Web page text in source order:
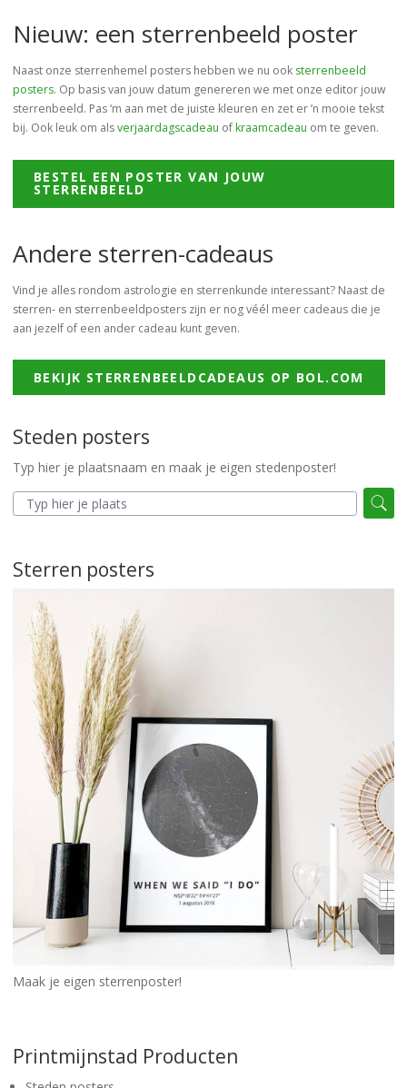
Nieuw: een sterrenbeeld poster
Naast onze sterrenhemel posters hebben we nu ook sterrenbeeld
posters. Op basis van jouw datum genereren we met onze editor jouw
sterrenbeeld. Pas ‘m aan met de juiste kleuren en zet er ’n mooie tekst
bij. Ook leuk om alsverjaardagscadeau ofkraamcadeau om te geven.
BESTEL EEN POSTER VAN JOUW
STERRENBEELD
Andere sterren-cadeaus
Vind je alles rondom astrologie en sterrenkunde interessant? Naast de
sterren- en sterrenbeeldposters zijn er nog véél meer cadeaus die je
aan jezelf of een ander cadeau kunt geven.
BEKIJK STERRENBEELDCADEAUS OP BOL.COM
Steden posters
Typ hier je plaatsnaam en maak je eigen stedenposter!
Sterren posters
Maak je eigen sterrenposter!
Printmijnstad Producten